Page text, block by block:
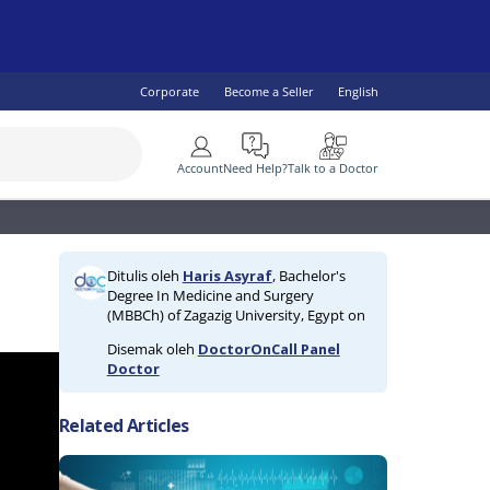
Corporate Become a Seller English
AccountNeed Help?Talk to a Doctor
Fish Oil & Omegas
Men's Health
SEE ALL
Health
Vaccine Services
Ditulis oleh Haris Asyraf, Bachelor's
Degree In Medicine and Surgery
(MBBCh) of Zagazig University, Egypt on
Disemak oleh DoctorOnCall Panel
Doctor
Related Articles